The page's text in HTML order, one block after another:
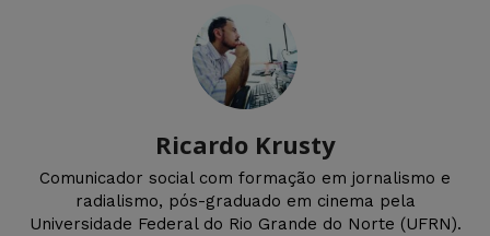
Ricardo Krusty
Comunicador social com formação em jornalismo e
radialismo, pós-graduado em cinema pela
Universidade Federal do Rio Grande do Norte (UFRN).